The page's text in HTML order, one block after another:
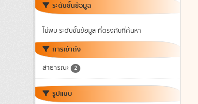
ระดับชั้นข้อมูล
ไม่พบ ระดับชั้นข้อมูล ที่ตรงกับที่ค้นหา
การเข้าถึง
สาธารณะ 2
รูปแบบ